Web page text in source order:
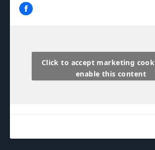
Click to accept marketing
enable this content